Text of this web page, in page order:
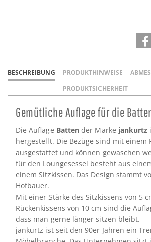
BESCHREIBUNG PRODUKTHINWEISE
PRODUKTSICHERHEIT
Gemütliche Auflage für die
Die Auflage Batten der Marke jankurtz
hergestellt. Die Bezüge sind mit einem
ausgestattet und können gewaschen
für den Loungesessel besteht aus
einem Sitzkissen. Das Design stammt
Hofbauer.
Mit einer Stärke des Sitzkissens von 5
Rückenkissens von 10 cm sind die
dass man gerne länger sitzen bleibt.
jankurtz ist seit den 90er Jahren ein